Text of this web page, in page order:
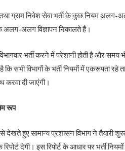
तथा ग्राम निवेश सेवा भर्ती के कुछ नियम
अलग-अलग विज्ञापन निकालते हैं।
भर्ती करने में परेशानी होती है और
है कि सभी विभागों के भर्ती नियमों में एकरूपता रहे
करवा दी जाएंगी।
रूप
हुए सामान्य प्रशासन विभाग ने तैयारी शुरू
देगी। इस रिपोर्ट के आधार पर भर्ती